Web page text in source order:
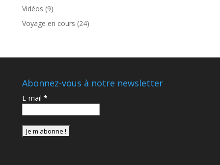
Vidéos (9)
Voyage en cours (24)
Abonnez-vous à notre newsletter
E-mail *